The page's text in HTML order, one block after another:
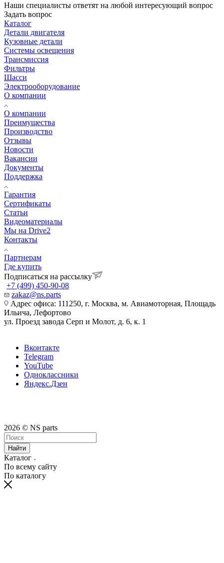
Наши специалисты ответят на любой интересующий вопрос
Задать вопрос
Каталог
Детали двигателя
Кузовные детали
Системы освещения
Трансмиссия
Фильтры
Шасси
Электрооборудование
О компании
О компании
Преимущества
Производство
Отзывы
Новости
Вакансии
Документы
Поддержка
Гарантия
Сертификаты
Статьи
Видеоматериалы
Мы на Drive2
Контакты
Партнерам
Где купить
Подписаться на рассылку
+7 (499) 450-90-08
zakaz@ns.parts
Адрес офиса: 111250, г. Москва, м. Авиамоторная, Площадь
Ильича, Лефортово
ул. Проезд завода Серп и Молот, д. 6, к. 1
Вконтакте
Telegram
YouTube
Одноклассники
Яндекс.Дзен
2026 © NS parts
Найти
Каталог
По всему сайту
По каталогу